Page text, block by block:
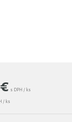
€ s DPH / ks
/ ks